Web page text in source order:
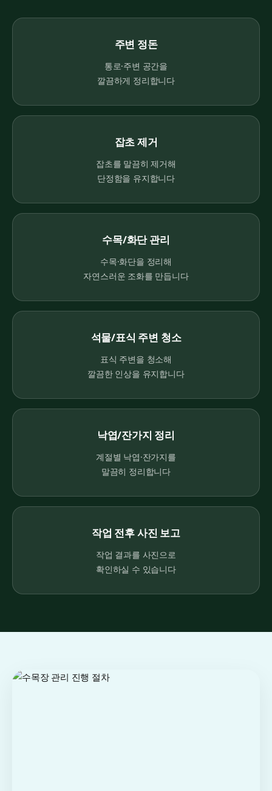
주변 정돈
통로·주변 공간을
깔끔하게 정리합니다
잡초 제거
잡초를 말끔히 제거해
단정함을 유지합니다
수목/화단 관리
수목·화단을 정리해
자연스러운 조화를 만듭니다
석물/표식 주변 청소
표식 주변을 청소해
깔끔한 인상을 유지합니다
낙엽/잔가지 정리
계절별 낙엽·잔가지를
말끔히 정리합니다
작업 전후 사진 보고
작업 결과를 사진으로
확인하실 수 있습니다